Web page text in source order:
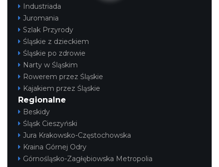
Industriada
Juromania
Szlak Przyrody
Śląskie z dzieckiem
Śląskie po zdrowie
Narty w Śląskim
Rowerem przez Śląskie
Kajakiem przez Śląskie
Regionalne
Beskidy
Śląsk Cieszyński
Jura Krakowsko-Częstochowska
Kraina Górnej Odry
Górnośląsko-Zagłębiowska Metropolia